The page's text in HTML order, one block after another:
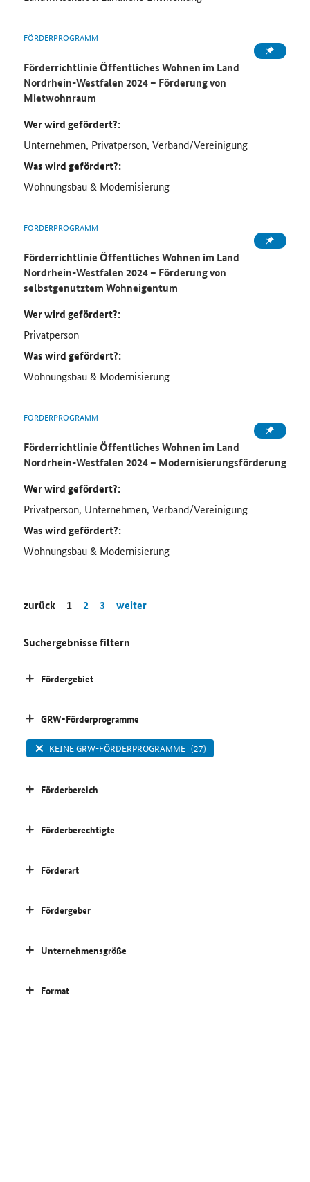
FÖRDERPROGRAMM
Förderrichtlinie Öffentliches Wohnen im Land
Nordrhein-Westfalen 2024 – Förderung von
Mietwohnraum
Wer wird gefördert?:
Unternehmen, Privatperson, Verband/Vereinigung
Was wird gefördert?:
Wohnungsbau & Modernisierung
FÖRDERPROGRAMM
Förderrichtlinie Öffentliches Wohnen im Land
Nordrhein-Westfalen 2024 – Förderung von
selbstgenutztem Wohneigentum
Wer wird gefördert?:
Privatperson
Was wird gefördert?:
Wohnungsbau & Modernisierung
FÖRDERPROGRAMM
Förderrichtlinie Öffentliches Wohnen im Land
Nordrhein-Westfalen 2024 – Modernisierungsförderung
Wer wird gefördert?:
Privatperson, Unternehmen, Verband/Vereinigung
Was wird gefördert?:
Wohnungsbau & Modernisierung
zurück 1 2 3 weiter
Suchergebnisse filtern
Fördergebiet
GRW-Förderprogramme
KEINE GRW-FÖRDERPROGRAMME (27)
Förderbereich
Förderberechtigte
Förderart
Fördergeber
Unternehmensgröße
Format